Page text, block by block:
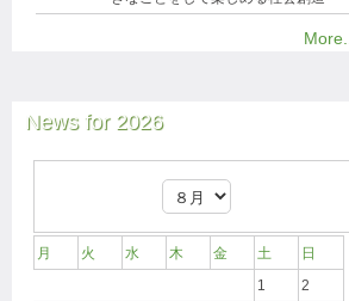
More...
News for 2026
月 火 水 木 金 土
日
1
2